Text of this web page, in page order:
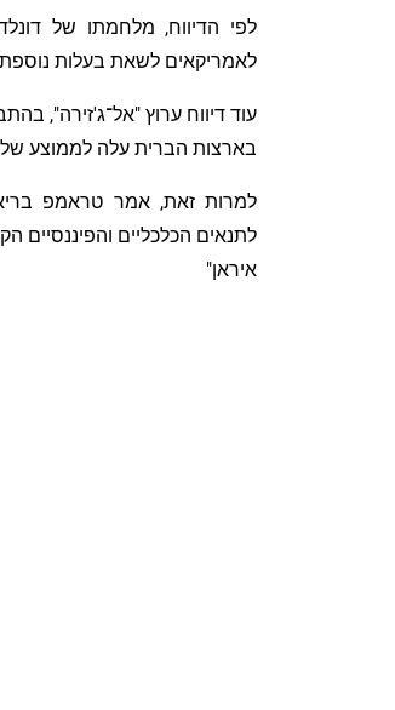
לפי הדיווח, מלחמתו של
לאמריקאים לשאת בעלות נוספת המוערכת בכ־40
עוד דיווח ערוץ "אל־ג'זירה",
בארצות הברית עלה לממוצע של 4.50 דולר לגלון.
למרות זאת, אמר טראמפ
לתנאים הכלכליים
איראן"